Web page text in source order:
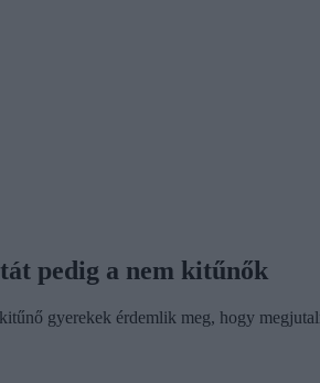
pedig a nem kitűnők
gyerekek érdemlik meg, hogy